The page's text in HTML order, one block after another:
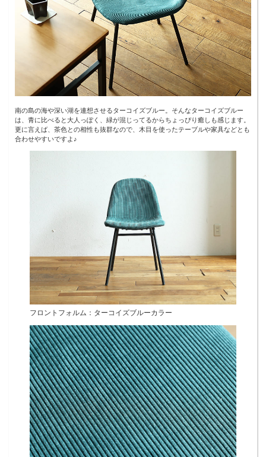
南の島の海や深い湖を連想させるターコイズブルー。そんなターコイズブルー
は、青に比べると大人っぽく、緑が混じってるからちょっぴり癒しも感じます。
更に言えば、茶色との相性も抜群なので、木目を使ったテーブルや家具などとも
合わせやすいですよ♪
フロントフォルム：ターコイズブルーカラー